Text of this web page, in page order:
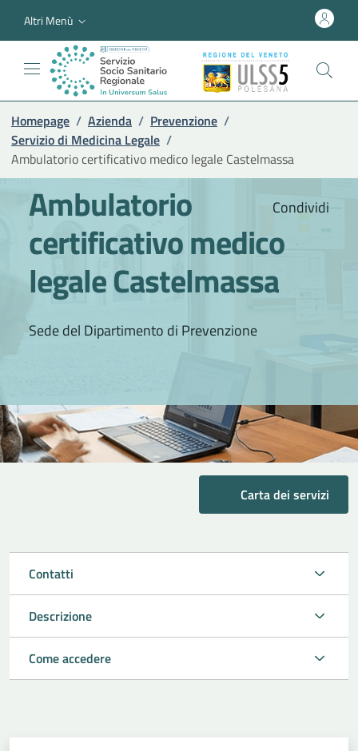
Altri Menù
Homepage / Azienda / Prevenzione /
Servizio di Medicina Legale /
Ambulatorio certificativo medico legale Castelmassa
Condividi
Ambulatorio
certificativo medico
legale Castelmassa
Sede del Dipartimento di Prevenzione
Carta dei servizi
Contatti
Descrizione
Come accedere